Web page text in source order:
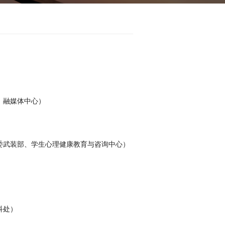
媒体中心）
装部、学生心理健康教育与咨询中心）
）